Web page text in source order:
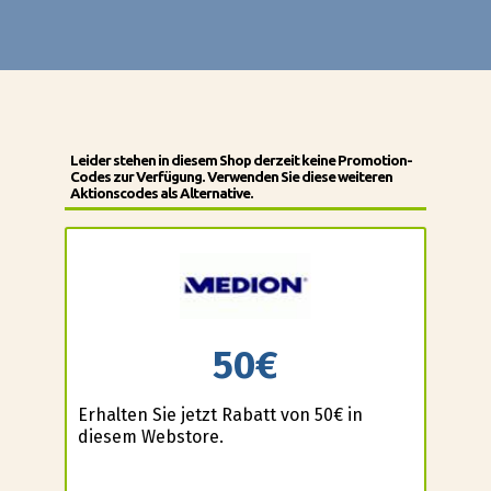
Leider stehen in diesem Shop derzeit keine Promotion-
Codes zur Verfügung. Verwenden Sie diese weiteren
Aktionscodes als Alternative.
50€
Erhalten Sie jetzt Rabatt von 50€ in
diesem Webstore.